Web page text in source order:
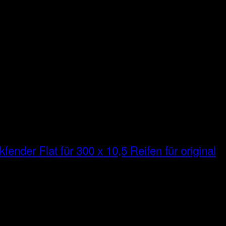
Flat für 300 x 10,5 Reifen für original